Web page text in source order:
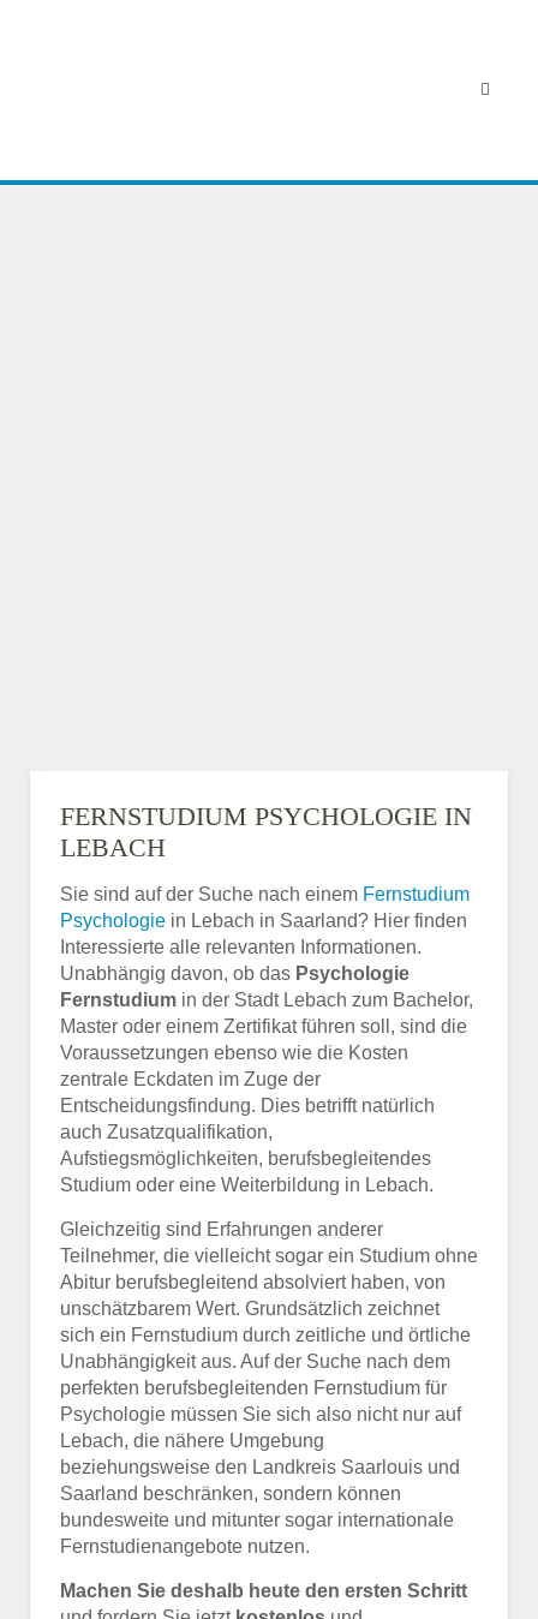
FERNSTUDIUM PSYCHOLOGIE IN
LEBACH
Sie sind auf der Suche nach einem Fernstudium
Psychologie in Lebach in Saarland? Hier finden
Interessierte alle relevanten Informationen.
Unabhängig davon, ob das Psychologie
Fernstudium in der Stadt Lebach zum Bachelor,
Master oder einem Zertifikat führen soll, sind die
Voraussetzungen ebenso wie die Kosten
zentrale Eckdaten im Zuge der
Entscheidungsfindung. Dies betrifft natürlich
auch Zusatzqualifikation,
Aufstiegsmöglichkeiten, berufsbegleitendes
Studium oder eine Weiterbildung in Lebach.
Gleichzeitig sind Erfahrungen anderer
Teilnehmer, die vielleicht sogar ein Studium ohne
Abitur berufsbegleitend absolviert haben, von
unschätzbarem Wert. Grundsätzlich zeichnet
sich ein Fernstudium durch zeitliche und örtliche
Unabhängigkeit aus. Auf der Suche nach dem
perfekten berufsbegleitenden Fernstudium für
Psychologie müssen Sie sich also nicht nur auf
Lebach, die nähere Umgebung
beziehungsweise den Landkreis Saarlouis und
Saarland beschränken, sondern können
bundesweite und mitunter sogar internationale
Fernstudienangebote nutzen.
Machen Sie deshalb heute den ersten Schritt